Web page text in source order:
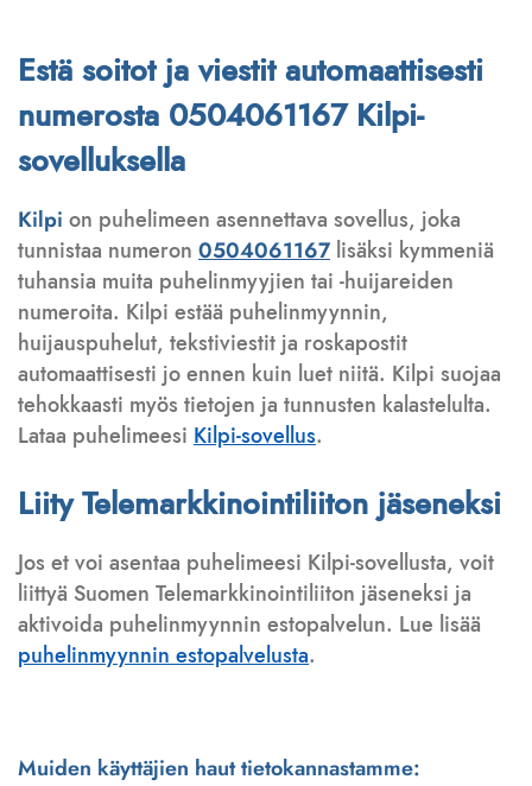
Estä soitot ja viestit automaattisesti
numerosta 0504061167 Kilpi-
sovelluksella
Kilpi on puhelimeen asennettava sovellus, joka
tunnistaa numeron 0504061167lisäksi kymmeniä
tuhansia muita puhelinmyyjien tai -huijareiden
numeroita. Kilpi estää puhelinmyynnin,
huijauspuhelut, tekstiviestit ja roskapostit
automaattisesti jo ennen kuin luet niitä. Kilpi suojaa
tehokkaasti myös tietojen ja tunnusten kalastelulta.
Lataa puhelimeesi Kilpi-sovellus.
Liity Telemarkkinointiliiton jäseneksi
Jos et voi asentaa puhelimeesi Kilpi-sovellusta, voit
liittyä Suomen Telemarkkinointiliiton jäseneksi ja
aktivoida puhelinmyynnin estopalvelun. Lue lisää
puhelinmyynnin estopalvelusta.
Muiden käyttäjien haut tietokannastamme: